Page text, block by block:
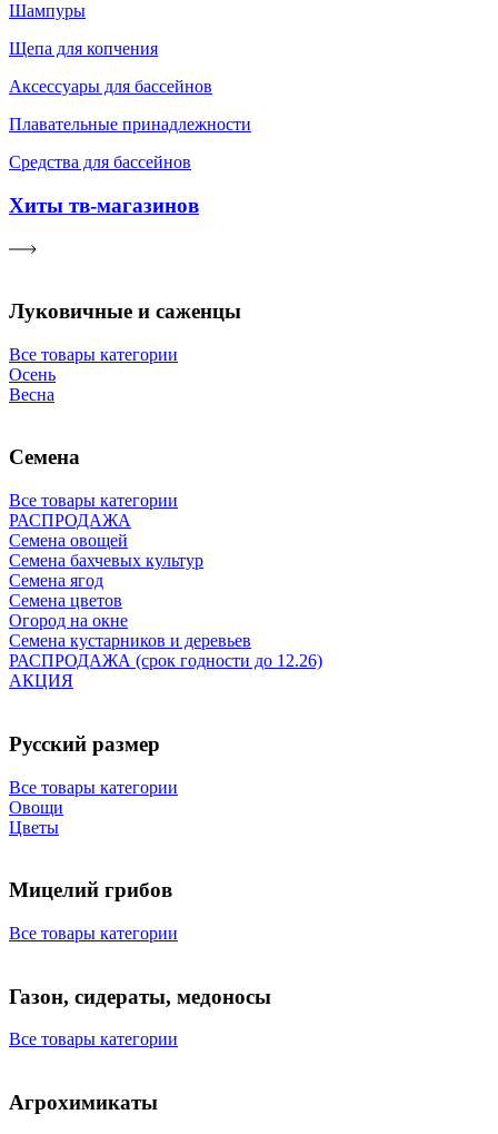
Шампуры
Щепа для копчения
Аксессуары для бассейнов
Плавательные принадлежности
Средства для бассейнов
Хиты тв-магазинов
Луковичные и саженцы
Все товары категории
Осень
Весна
Семена
Все товары категории
РАСПРОДАЖА
Семена овощей
Семена бахчевых культур
Семена ягод
Семена цветов
Огород на окне
Семена кустарников и деревьев
РАСПРОДАЖА (срок годности до 12.26)
АКЦИЯ
Русский размер
Все товары категории
Овощи
Цветы
Мицелий грибов
Все товары категории
Газон, сидераты, медоносы
Все товары категории
Агрохимикаты